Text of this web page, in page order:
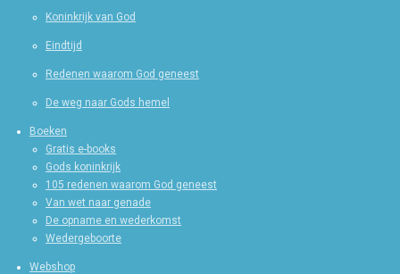
Koninkrijk van God
Eindtijd
Redenen waarom God geneest
De weg naar Gods hemel
Boeken
Gratis e-books
Gods koninkrijk
105 redenen waarom God geneest
Van wet naar genade
De opname en wederkomst
Wedergeboorte
Webshop